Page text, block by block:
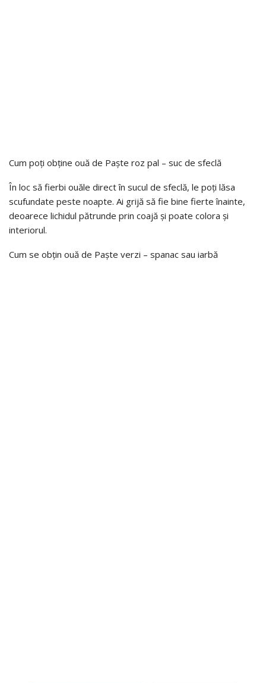
Cum poți obține ouă de Paște roz pal – suc de sfeclă
În loc să fierbi ouăle direct în sucul de sfeclă, le poți lăsa
scufundate peste noapte. Ai grijă să fie bine fierte înainte,
deoarece lichidul pătrunde prin coajă și poate colora și
interiorul.
Cum se obțin ouă de Paște verzi – spanac sau iarbă